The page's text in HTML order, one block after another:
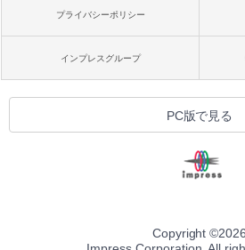
プライバシーポリシー
インプレスグループ
PC版で見る
Copyright ©2026